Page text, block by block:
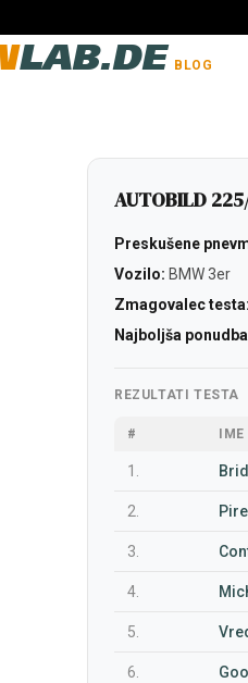
LAB.DE BLOG
AUTOBILD
Preskušene
Vozilo: BMW 3er
Zmagovalec testa:
Najboljša
REZULTATI TESTA
# IME
1.
2.
3.
4.
5.
6.